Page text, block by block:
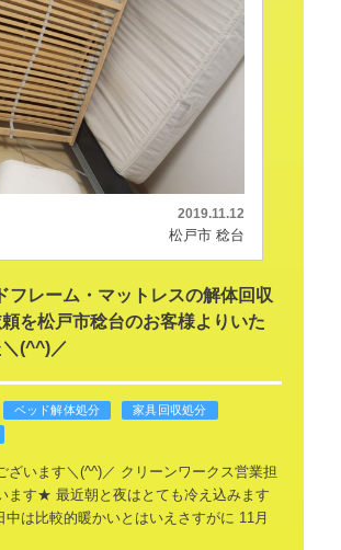
2019.11.12
松戸市 稔台
フレーム・マットレスの解体回収
を松戸市稔台のお客様よりいた
(^^)／
ベッド解体処分
家具回収処分
ざいます＼(^^)／ クリーンワークス営業担
ます★ 最近朝と夜はとても冷え込みます
中は比較的暖かいとはいえさすがに 11月